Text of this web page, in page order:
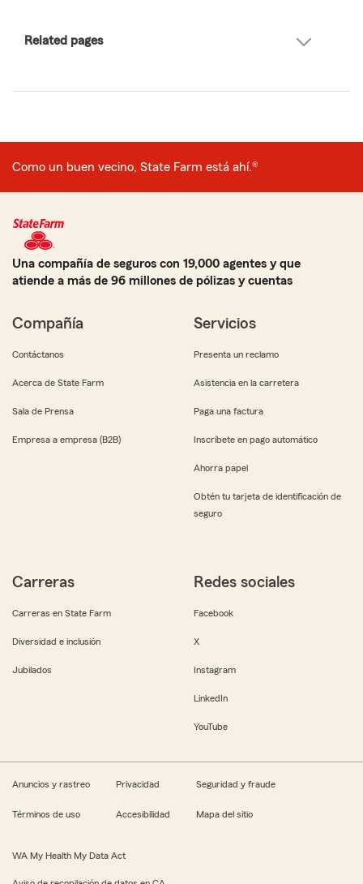
Related pages
Como un buen vecino, State Farm está ahí.®
Una compañía de seguros con 19,000 agentes y que
atiende a más de 96 millones de pólizas y cuentas
Compañía
Contáctanos
Acerca de State Farm
Sala de Prensa
Empresa a empresa (B2B)
Servicios
Presenta un reclamo
Asistencia en la carretera
Paga una factura
Inscríbete en pago automático
Ahorra papel
Obtén tu tarjeta de identificación de
seguro
Carreras
Carreras en State Farm
Diversidad e inclusión
Jubilados
Redes sociales
Facebook
X
Instagram
LinkedIn
YouTube
Anuncios y rastreo Privacidad Seguridad y fraude
Términos de uso Accesibilidad Mapa del sitio
WA My Health My Data Act